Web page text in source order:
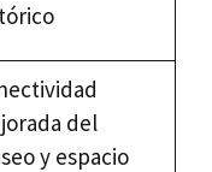
del
y espacio